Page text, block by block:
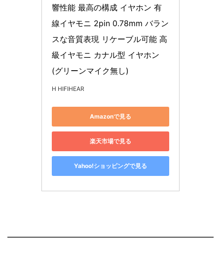
響性能 最高の構成 イヤホン 有
線イヤモニ 2pin 0.78mm バラン
スな音質表現 リケーブル可能 高
級イヤモニ カナル型 イヤホン
(グリーンマイク無し)
H HIFIHEAR
Amazonで見る
楽天市場で見る
Yahoo!ショッピングで見る